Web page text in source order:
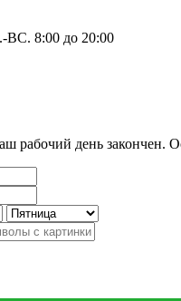
ВС. 8:00 до 20:00
рабочий день закончен.